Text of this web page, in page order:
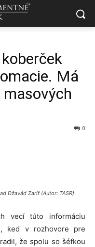
Má
0
Džavád Zaríf (Autor: TASR)
vecí túto informáciu
keď v rozhovore pre
že spolu so šéfkou